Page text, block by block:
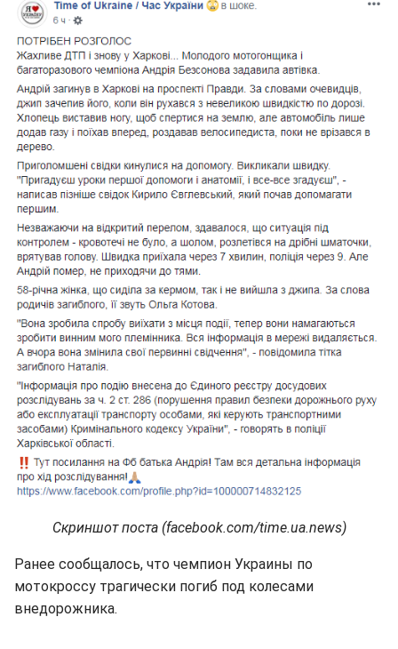
Скриншот поста (facebook.com/time.ua.news)
Ранее сообщалось, что чемпион Украины по
мотокроссу трагически погиб под колесами
внедорожника.